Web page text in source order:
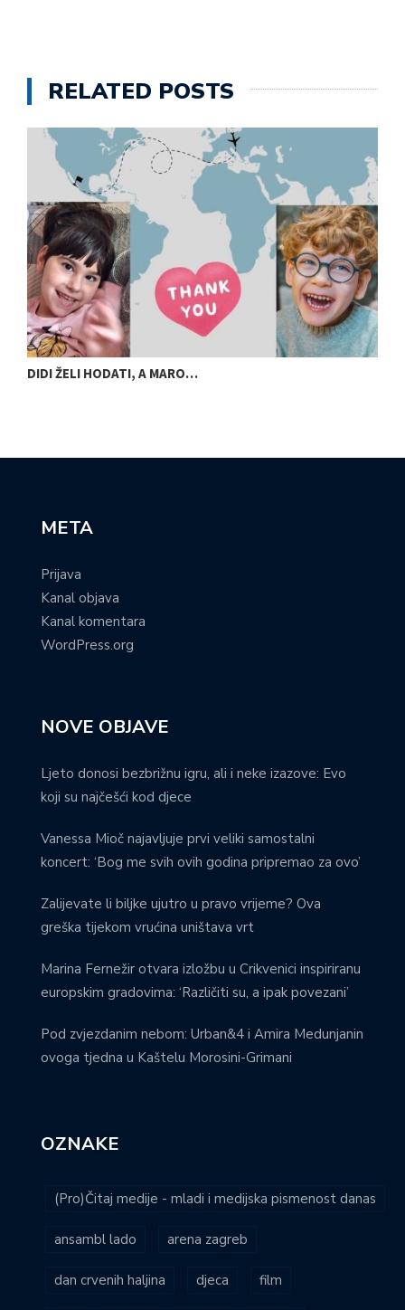
RELATED POSTS
DIDI ŽELI HODATI, A MARO…
META
Prijava
Kanal objava
Kanal komentara
WordPress.org
NOVE OBJAVE
Ljeto donosi bezbrižnu igru, ali i neke izazove: Evo
koji su najčešći kod djece
Vanessa Mioč najavljuje prvi veliki samostalni
koncert: ‘Bog me svih ovih godina pripremao za ovo’
Zalijevate li biljke ujutro u pravo vrijeme? Ova
greška tijekom vrućina uništava vrt
Marina Fernežir otvara izložbu u Crikvenici inspiriranu
europskim gradovima: ‘Različiti su, a ipak povezani’
Pod zvjezdanim nebom: Urban&4 i Amira Medunjanin
ovoga tjedna u Kaštelu Morosini-Grimani
OZNAKE
(Pro)Čitaj medije - mladi i medijska pismenost danas
ansambl lado arena zagreb
dan crvenih haljina djeca film